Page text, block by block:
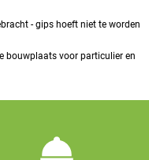
- gips hoeft niet te worden
bouwplaats voor particulier en